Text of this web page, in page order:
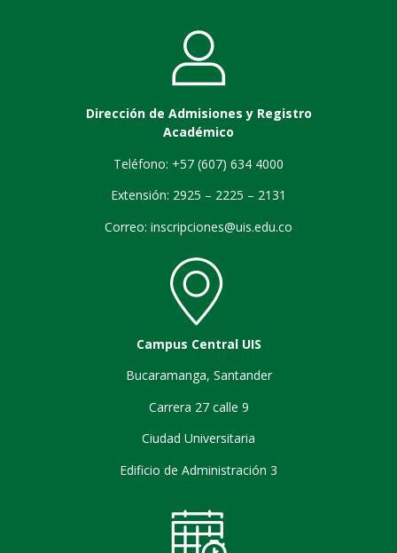
Dirección de Admisiones y Registro
Académico
Teléfono: +57 (607) 634 4000
Extensión: 2925 – 2225 – 2131
Correo: inscripciones@uis.edu.co
Campus Central UIS
Bucaramanga, Santander
Carrera 27 calle 9
Ciudad Universitaria
Edificio de Administración 3